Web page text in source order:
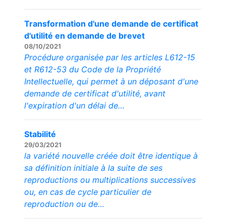
Transformation d'une demande de certificat
d'utilité en demande de brevet
08/10/2021
Procédure organisée par les articles L612-15
et R612-53 du Code de la Propriété
Intellectuelle, qui permet à un déposant d'une
demande de certificat d'utilité, avant
l'expiration d'un délai de…
Stabilité
29/03/2021
la variété nouvelle créée doit être identique à
sa définition initiale à la suite de ses
reproductions ou multiplications successives
ou, en cas de cycle particulier de
reproduction ou de…